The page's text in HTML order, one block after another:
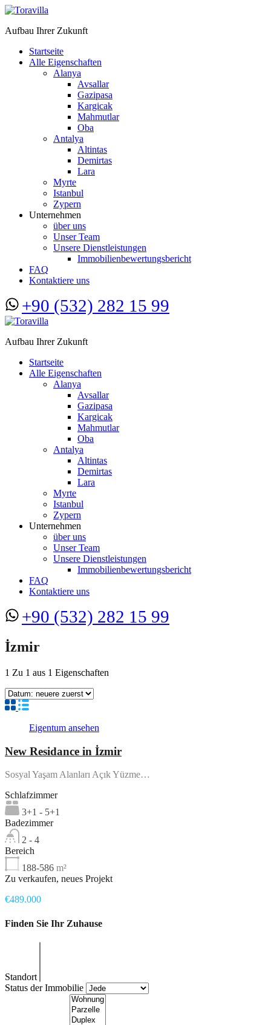
Aufbau Ihrer Zukunft
Startseite
Alle Eigenschaften
Alanya
Avsallar
Gazipasa
Kargicak
Mahmutlar
Oba
Antalya
Altintas
Demirtas
Lara
Myrte
Istanbul
Zypern
Unternehmen
über uns
Unser Team
Unsere Dienstleistungen
Immobilienbewertungsbericht
FAQ
Kontaktiere uns
+90 (532) 282 15 99
Aufbau Ihrer Zukunft
Startseite
Alle Eigenschaften
Alanya
Avsallar
Gazipasa
Kargicak
Mahmutlar
Oba
Antalya
Altintas
Demirtas
Lara
Myrte
Istanbul
Zypern
Unternehmen
über uns
Unser Team
Unsere Dienstleistungen
Immobilienbewertungsbericht
FAQ
Kontaktiere uns
+90 (532) 282 15 99
İzmir
1 Zu 1 aus 1 Eigenschaften
Eigentum ansehen
New Residance in İzmir
Sosyal Yaşam Alanları Açık Yüzme…
Schlafzimmer
3+1 - 5+1
Badezimmer
2 - 4
Bereich
188-586 m²
Zu verkaufen, neues Projekt
€489.000
Finden Sie Ihr Zuhause
Standort
Status der Immobilie